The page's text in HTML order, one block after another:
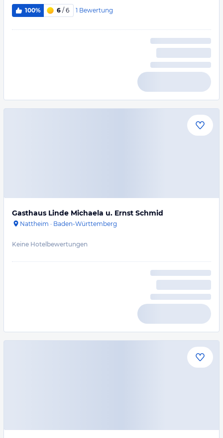
100% 6 / 6 1 Bewertung
Gasthaus Linde Michaela u. Ernst Schmid
Nattheim · Baden-Württemberg
Keine Hotelbewertungen